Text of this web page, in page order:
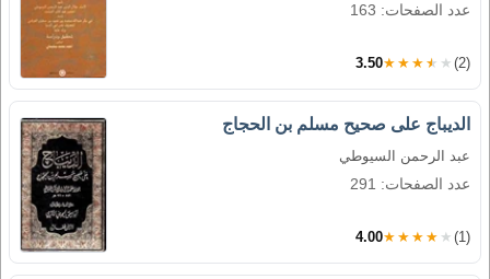
عدد الصفحات: 163
3.50★★★★★ (2)
الديباج على صحيح مسلم بن الحجاج
عبد الرحمن السيوطي
عدد الصفحات: 291
4.00★★★★★ (1)